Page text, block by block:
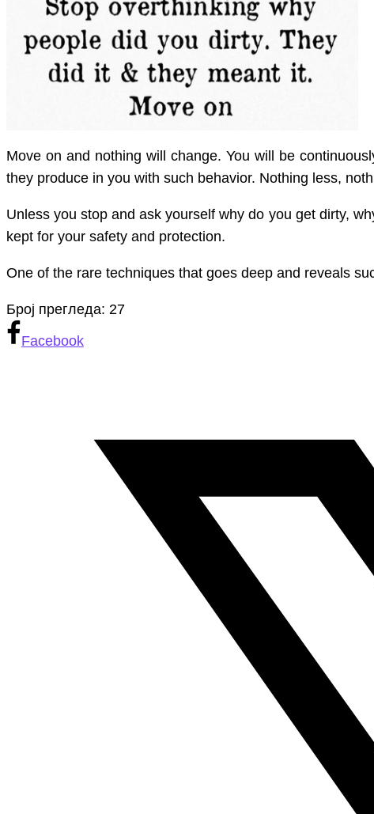
did
you
dirty
Move on and nothing will change. You will be
they produce in you with such behavior. Nothing less,
Unless you stop and ask yourself why do you get dirty,
kept for your safety and protection.
One of the rare techniques that goes deep and reveals
Број прегледа: 27
Facebook